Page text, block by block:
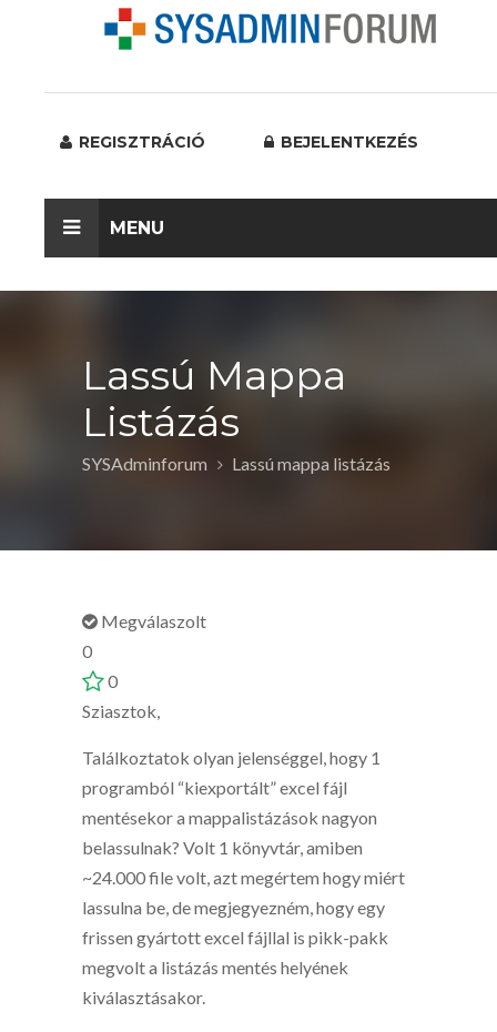
REGISZTRÁCIÓ BEJELENTKEZÉS
MENU
Lassú Mappa
Listázás
SYSAdminforum Lassú mappa listázás
Megválaszolt
0
0
Sziasztok,
Találkoztatok olyan jelenséggel, hogy 1
programból “kiexportált” excel fájl
mentésekor a mappalistázások nagyon
belassulnak? Volt 1 könyvtár, amiben
~24.000 file volt, azt megértem hogy miért
lassulna be, de megjegyezném, hogy egy
frissen gyártott excel fájllal is pikk-pakk
megvolt a listázás mentés helyének
kiválasztásakor.